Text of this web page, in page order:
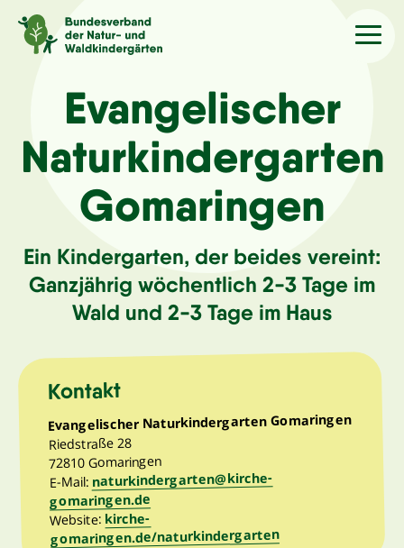
Sprache/Language
Aktuelles
Über uns
Kindergärten
Angebote
Kontakt
Evangelischer
Naturkindergarten
Gomaringen
Ein Kindergarten, der beides vereint:
Ganzjährig wöchentlich 2-3 Tage im
Wald und 2-3 Tage im Haus
Kontakt
Evangelischer Naturkindergarten Gomaringen
Riedstraße 28
72810 Gomaringen
E-Mail: naturkindergarten@kirche-
gomaringen.de
Website: kirche-
gomaringen.de/naturkindergarten